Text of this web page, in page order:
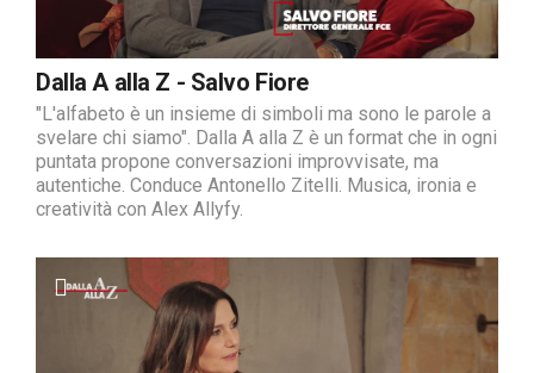
Dalla A alla Z - Salvo Fiore
"L'alfabeto è un insieme di simboli ma sono le parole a
svelare chi siamo". Dalla A alla Z è un format che in ogni
puntata propone conversazioni improvvisate, ma
autentiche. Conduce Antonello Zitelli. Musica, ironia e
creatività con Alex Allyfy.